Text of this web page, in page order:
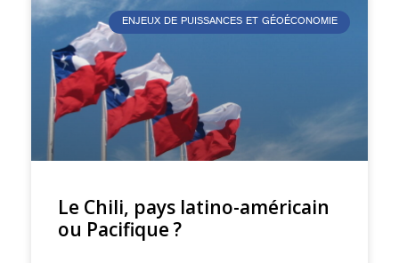
ENJEUX DE PUISSANCES ET GÉOÉCONOMIE
Le Chili, pays latino-américain
ou Pacifique ?